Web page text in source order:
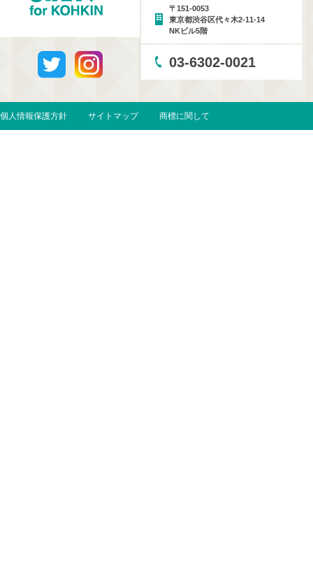
〒151-0053
東京都渋谷区代々木2-11-14
NKビル5階
03-6302-0021
個人情報保護方針 サイトマップ 商標に関して